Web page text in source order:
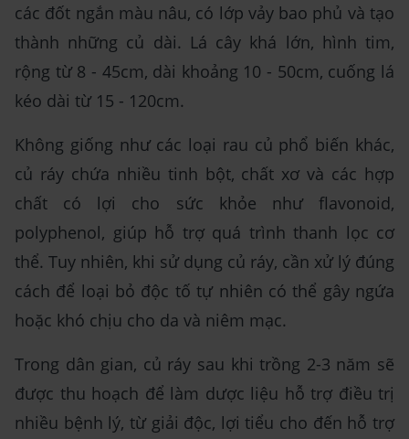
các đốt ngắn màu nâu, có lớp vảy bao phủ và tạo
thành những củ dài. Lá cây khá lớn, hình tim,
rộng từ 8 - 45cm, dài khoảng 10 - 50cm, cuống lá
kéo dài từ 15 - 120cm.
Không giống như các loại rau củ phổ biến khác,
củ ráy chứa nhiều tinh bột, chất xơ và các hợp
chất có lợi cho sức khỏe như flavonoid,
polyphenol, giúp hỗ trợ quá trình thanh lọc cơ
thể. Tuy nhiên, khi sử dụng củ ráy, cần xử lý đúng
cách để loại bỏ độc tố tự nhiên có thể gây ngứa
hoặc khó chịu cho da và niêm mạc.
Trong dân gian, củ ráy sau khi trồng 2-3 năm sẽ
được thu hoạch để làm dược liệu hỗ trợ điều trị
nhiều bệnh lý, từ giải độc, lợi tiểu cho đến hỗ trợ